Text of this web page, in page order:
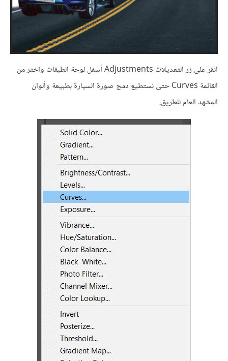
انقر على زر التعديلات Adjustments أسفل لوحة الطبقات واختر من
القائمة Curves حتى نستطيع دمج صورة السيارة بطبيعة وألوان
المشهد العام للطريق.